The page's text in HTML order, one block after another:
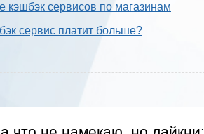
кэшбэк сервисов по магазинам
сервис платит больше?